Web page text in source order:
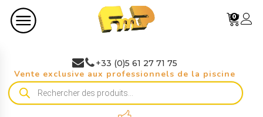
0
+33 (0)5 61 27 71 75
Vente exclusive aux professionnels de la piscine
Recherche
de